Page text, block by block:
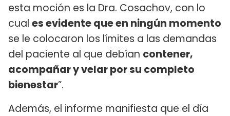
esta moción es la Dra. Cosachov, con lo
cual es evidente que en ningún momento
se le colocaron los límites a las demandas
del paciente al que debían contener,
acompañar y velar por su completo
bienestar”.
Además, el informe manifiesta que el día